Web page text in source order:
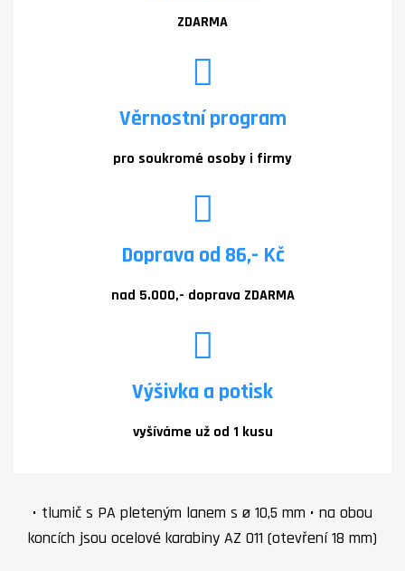
ZDARMA
Věrnostní program
pro soukromé osoby i firmy
Doprava od 86,- Kč
nad 5.000,- doprava ZDARMA
Výšivka a potisk
vyšíváme už od 1 kusu
• tlumič s PA pleteným lanem s ø 10,5 mm • na obou
koncích jsou ocelové karabiny AZ 011 (otevření 18 mm)